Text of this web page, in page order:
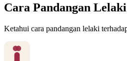
Cara Pandangan
Ketahui cara pandangan lelaki